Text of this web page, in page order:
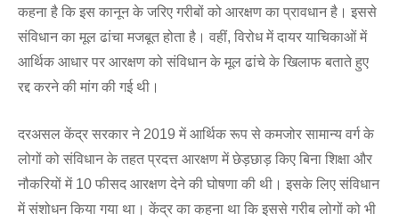
कहना है कि इस कानून के जरिए गरीबों को आरक्षण का प्रावधान है। इससे
संविधान का मूल ढांचा मजबूत होता है। वहीं, विरोध में दायर याचिकाओं में
आर्थिक आधार पर आरक्षण को संविधान के मूल ढांचे के खिलाफ बताते हुए
रद्द करने की मांग की गई थी।
दरअसल केंद्र सरकार ने 2019 में आर्थिक रूप से कमजोर सामान्य वर्ग के
लोगों को संविधान के तहत प्रदत्त आरक्षण में छेड़छाड़ किए बिना शिक्षा और
नौकरियों में 10 फीसद आरक्षण देने की घोषणा की थी। इसके लिए संविधान
में संशोधन किया गया था। केंद्र का कहना था कि इससे गरीब लोगों को भी